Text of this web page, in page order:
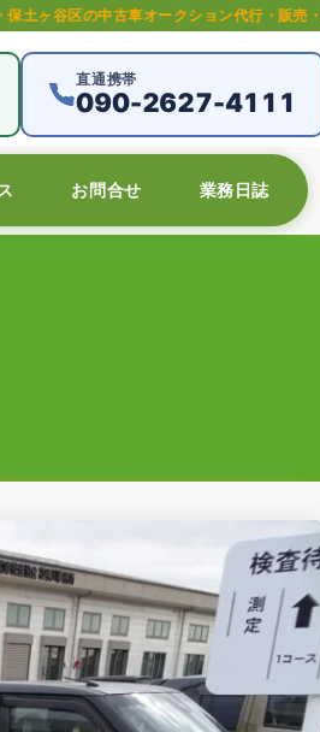
ークション代行・販売・買取専門店。USS
直通携帯
090-2627-4111
お問合せ 業務日誌